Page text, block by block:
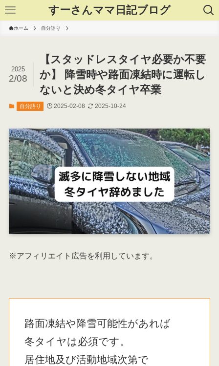
すーさんママ日記ブログ
ホーム 自分語り
【スタッドレスタイヤ必要か不要
か】 降雪時や路面凍結時に運転し
ないと決め冬タイヤ卒業
2025
2/08
自分語り 2025-02-08 2025-10-24
※アフィリエイト広告を利用しています。
路面凍結や降雪可能性があれば
冬タイヤは必須です。
居住地及び活動地域次第で